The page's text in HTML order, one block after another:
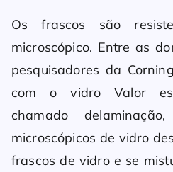
Os frascos são
microscópico. Entre as
pesquisadores da
com o vidro Valor
chamado
microscópicos de vidro
frascos de vidro e se